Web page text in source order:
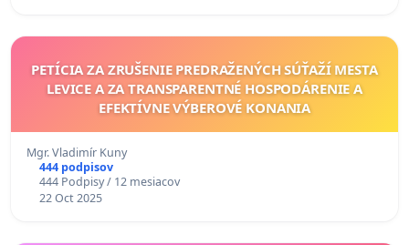
PETÍCIA ZA ZRUŠENIE PREDRAŽENÝCH SÚŤAŽÍ MESTA
LEVICE A ZA TRANSPARENTNÉ HOSPODÁRENIE A
EFEKTÍVNE VÝBEROVÉ KONANIA
Mgr. Vladimír Kuny
444 podpisov
444 Podpisy / 12 mesiacov
22 Oct 2025